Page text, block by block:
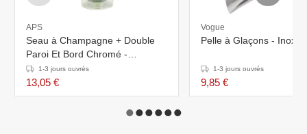
APS
Seau à Champagne + Double
Paroi Et Bord Chromé -
Acrylique Transparent -
Ø120mmx230(h)mm
1-3 jours ouvrés
13,05 €
Vogue
Pelle à Glaçons - Inox -
1-3 jours ouvrés
9,85 €